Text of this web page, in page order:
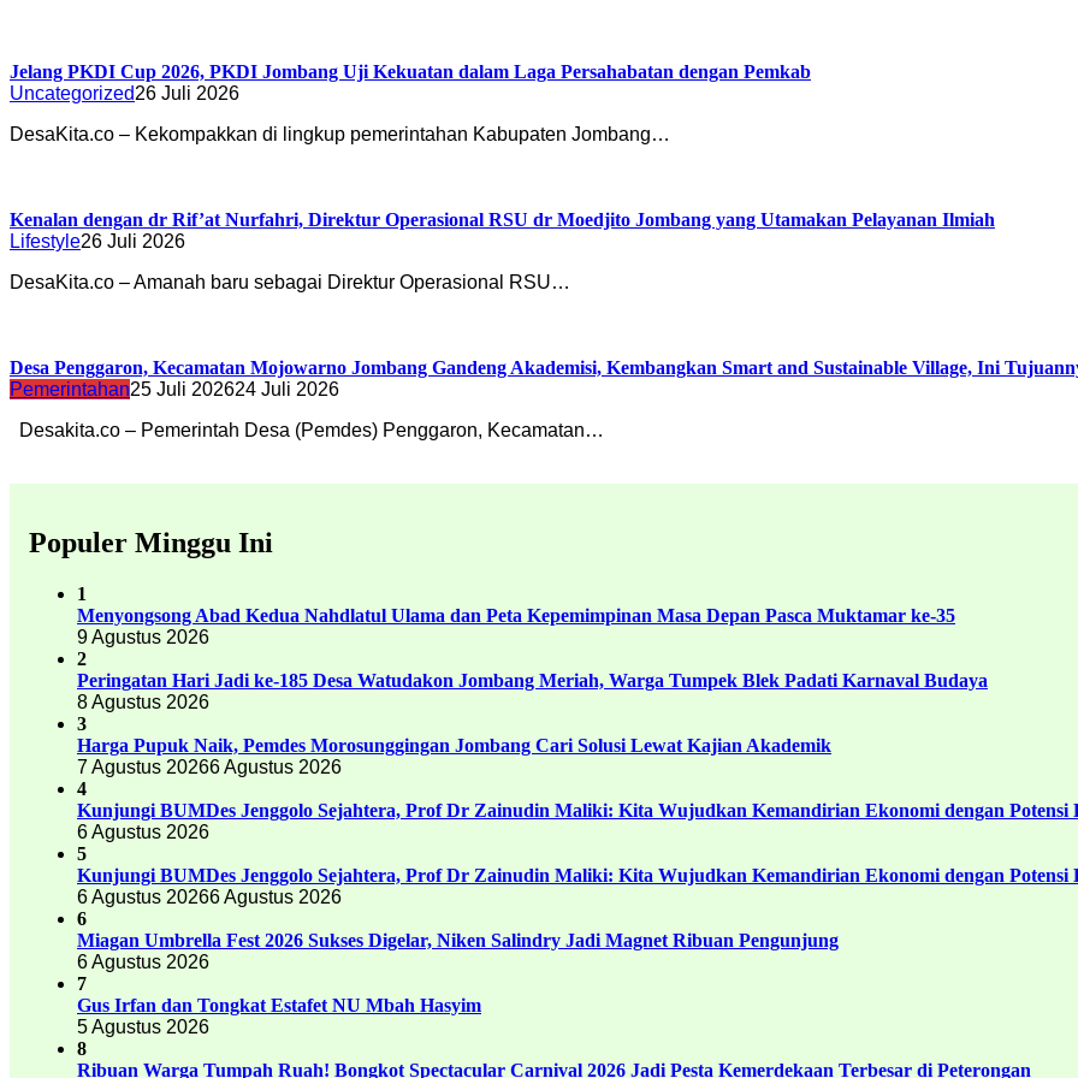
Jelang PKDI Cup 2026, PKDI Jombang Uji Kekuatan dalam Laga Persahabatan dengan Pemkab
Uncategorized26 Juli 2026
DesaKita.co – Kekompakkan di lingkup pemerintahan Kabupaten Jombang…
Kenalan dengan dr Rif’at Nurfahri, Direktur Operasional RSU dr Moedjito Jombang yang Utamakan Pelayanan Ilmiah
Lifestyle26 Juli 2026
DesaKita.co – Amanah baru sebagai Direktur Operasional RSU…
Desa Penggaron, Kecamatan Mojowarno Jombang Gandeng Akademisi, Kembangkan Smart and Sustainable Village, Ini
Pemerintahan25 Juli 202624 Juli 2026
Desakita.co – Pemerintah Desa (Pemdes) Penggaron, Kecamatan…
Populer Minggu Ini
1
Menyongsong Abad Kedua Nahdlatul Ulama dan Peta Kepemimpinan Masa Depan Pasca Muktamar ke-35
9 Agustus 2026
2
Peringatan Hari Jadi ke-185 Desa Watudakon Jombang Meriah, Warga Tumpek Blek Padati Karnaval Budaya
8 Agustus 2026
3
Harga Pupuk Naik, Pemdes Morosunggingan Jombang Cari Solusi Lewat Kajian Akademik
7 Agustus 20266 Agustus 2026
4
Kunjungi BUMDes Jenggolo Sejahtera, Prof Dr Zainudin Maliki: Kita Wujudkan Kemandirian Ekonomi dengan Potensi
6 Agustus 2026
5
Kunjungi BUMDes Jenggolo Sejahtera, Prof Dr Zainudin Maliki: Kita Wujudkan Kemandirian Ekonomi dengan Potensi
6 Agustus 20266 Agustus 2026
6
Miagan Umbrella Fest 2026 Sukses Digelar, Niken Salindry Jadi Magnet Ribuan Pengunjung
6 Agustus 2026
7
Gus Irfan dan Tongkat Estafet NU Mbah Hasyim
5 Agustus 2026
8
Ribuan Warga Tumpah Ruah! Bongkot Spectacular Carnival 2026 Jadi Pesta Kemerdekaan Terbesar di Peterongan